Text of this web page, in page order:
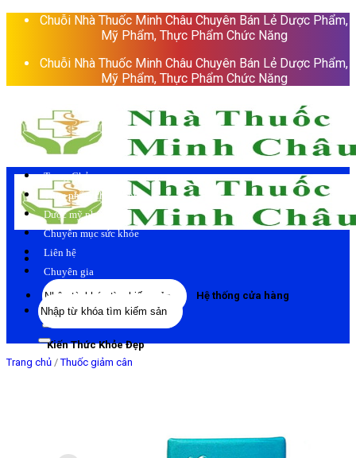
Skip
Chuỗi Nhà Thuốc Minh Châu Chuyên Bán Lẻ Dược Phẩm,
Mỹ Phẩm, Thực Phẩm Chức Năng
Chuỗi Nhà Thuốc Minh Châu Chuyên Bán Lẻ Dược Phẩm,
Mỹ Phẩm, Thực Phẩm Chức Năng
Tìm
kiếm:
Hệ thống cửa hàng
Kiến Thức Khỏe Đẹp
Trang Chủ
Thực phẩm chức năng
Dược mỹ phẩm
Chuyên mục sức khỏe
Liên hệ
Chuyên gia
Tìm
kiếm:
Trang chủ / Thuốc giảm cân